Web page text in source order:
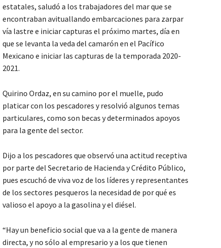
estatales, saludó a los trabajadores del mar que se
encontraban avituallando embarcaciones para zarpar
vía lastre e iniciar capturas el próximo martes, día en
que se levanta la veda del camarón en el Pacífico
Mexicano e iniciar las capturas de la temporada 2020-
2021.
Quirino Ordaz, en su camino por el muelle, pudo
platicar con los pescadores y resolvió algunos temas
particulares, como son becas y determinados apoyos
para la gente del sector.
Dijo a los pescadores que observó una actitud receptiva
por parte del Secretario de Hacienda y Crédito Público,
pues escuchó de viva voz de los líderes y representantes
de los sectores pesqueros la necesidad de por qué es
valioso el apoyo a la gasolina y el diésel.
“Hay un beneficio social que va a la gente de manera
directa, y no sólo al empresario y a los que tienen